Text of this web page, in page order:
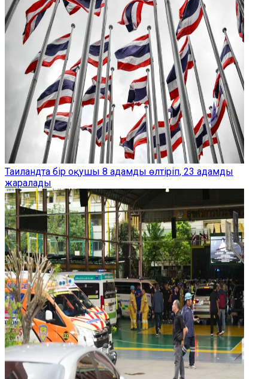
Таиландта бір оқушы 8 адамды өлтіріп, 23 адамды
жаралады